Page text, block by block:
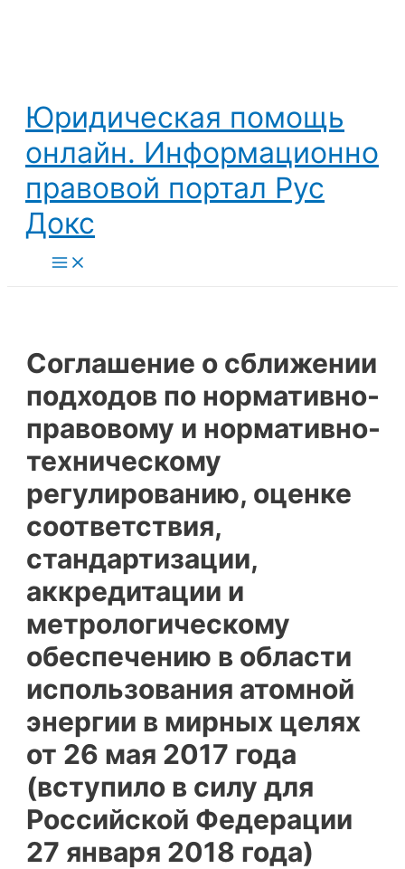
Юридическая помощь
онлайн. Информационно
правовой портал Рус
Докс
Main
Menu
Соглашение о сближении
подходов по нормативно-
правовому и нормативно-
техническому
регулированию, оценке
соответствия,
стандартизации,
аккредитации и
метрологическому
обеспечению в области
использования атомной
энергии в мирных целях
от 26 мая 2017 года
(вступило в силу для
Российской Федерации
27 января 2018 года)